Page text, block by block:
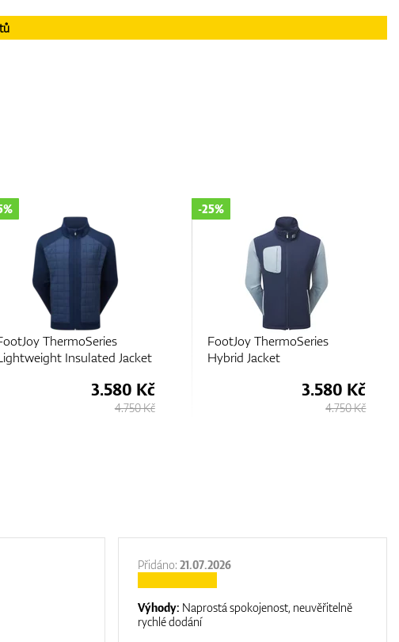
ThermoSeries
Jacket
3.580 Kč
4.750 Kč
FootJoy ThermoSeries
Hybrid Jacket
-50%
2.250 Kč
4.480 Kč
Přidáno:21.07.2026
Výhody: Naprostá spokojenost, neuvěřitelně
rychlé dodání